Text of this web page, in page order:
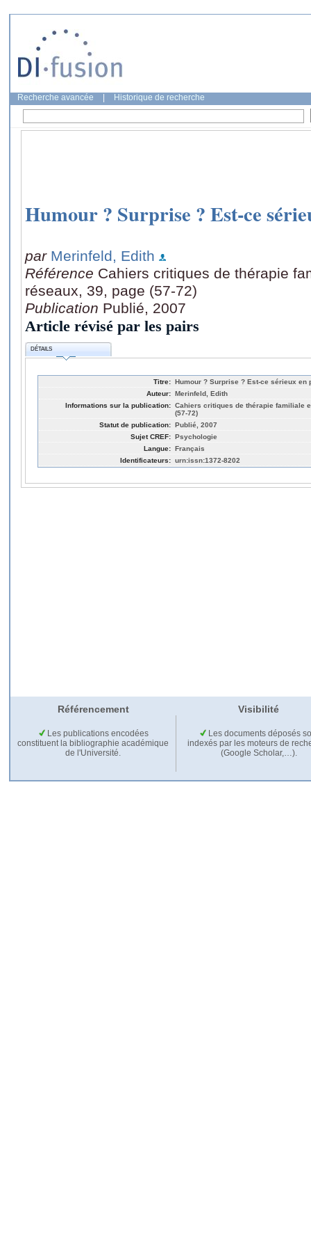
Recherche avancée Historique de recherche
Humour ? Surprise ? Est-ce
par Merinfeld, Edith
Référence Cahiers critiques de thérapie
réseaux, 39, page (57-72)
Publication Publié, 2007
Article révisé par les pairs
DÉTAILS
Titre: Humour ? Surprise ? Est-ce sérieux en
Auteur: Merinfeld, Edith
Informations sur la publication: Cahiers critiques de thérapie familiale
(57-72)
Statut de publication: Publié, 2007
Sujet CREF: Psychologie
Langue: Français
Identificateurs: urn:issn:1372-8202
Référencement Visibilité
Les publications encodées
constituent la bibliographie académique
de l'Université.
Les documents déposés
indexés par les moteurs de
(Google Scholar,…).